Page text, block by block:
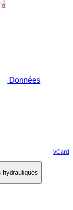
Données
vCard
hydrauliques